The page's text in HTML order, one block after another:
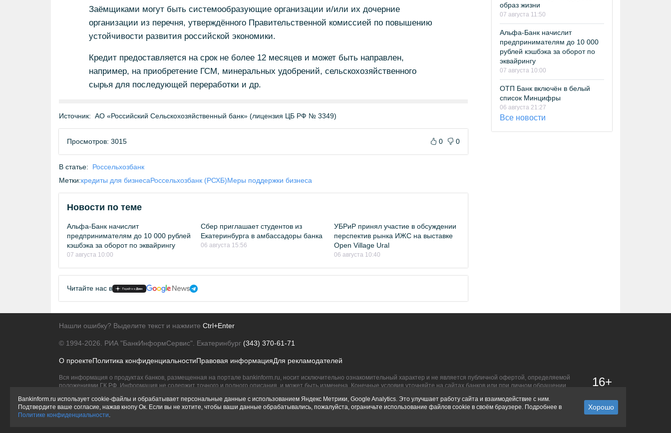
Заёмщиками могут быть системообразующие организации и/или их дочерние
организации из перечня, утверждённого Правительственной комиссией по повышению
устойчивости развития российской экономики.
Кредит предоставляется на срок не более 12 месяцев и может быть направлен,
например, на приобретение ГСМ, минеральных удобрений, сельскохозяйственного
сырья для последующей переработки и др.
Источник: АО «Российский Сельскохозяйственный банк» (лицензия ЦБ РФ № 3349)
Просмотров: 3015 0 0
В статье:
Россельхозбанк
Метки:кредиты для бизнесаРоссельхозбанк (РСХБ)Меры поддержки бизнеса
Новости по теме
Альфа-Банк начислит
предпринимателям до 10 000 рублей
кэшбэка за оборот по эквайрингу
07 августа 10:00
Сбер приглашает студентов из
Екатеринбурга в амбассадоры банка
06 августа 15:56
УБРиР принял участие в обсуждении
перспектив рынка ИЖС на выставке
Open Village Ural
06 августа 10:40
Читайте нас в
образ жизни
07 августа 11:50
Альфа-Банк начислит
предпринимателям до 10 000
рублей кэшбэка за оборот по
эквайрингу
07 августа 10:00
ОТП Банк включён в белый
список Минцифры
06 августа 21:27
Все новости
Нашли ошибку? Выделите текст и нажмите Ctrl+Enter
© 1994-2026. РИА "БанкИнформСервис". Екатеринбург (343) 370-61-71
О проектеПолитика конфиденциальностиПравовая информацияДля рекламодателей
Вся информация о продуктах банков, размещенная на портале bankinform.ru, носит исключительно ознакомительный характер и не является публичной офертой, определяемой
положениями ГК РФ. Информация не содержит точного и полного описания, и может быть изменена. Конечные условия уточняйте на сайтах банков или при личном обращении.
16+
Bankinform.ru использует cookie-файлы и обрабатывает персональные данные с использованием Яндекс Метрики, Google Analytics. Это улучшает работу сайта и взаимодействие с ним.
Подтвердите ваше согласие, нажав кнопу Ок. Если вы не хотите, чтобы ваши данные обрабатывались, пожалуйста, ограничьте использование файлов cookie в своём браузере. Подробнее в
Политике конфиденциальности.